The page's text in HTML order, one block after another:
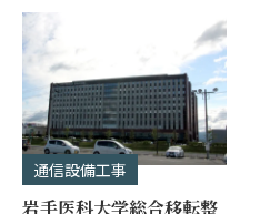
通信設備工事
岩手医科大学総合移転整